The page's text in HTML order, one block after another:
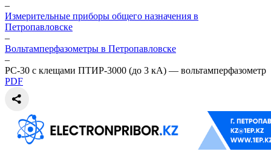
–
Измерительные приборы общего назначения в
Петропавловске
–
Вольтамперфазометры в Петропавловске
–
РС-30 с клещами ПТИР-3000 (до 3 кА) — вольтамперфазометр
PDF